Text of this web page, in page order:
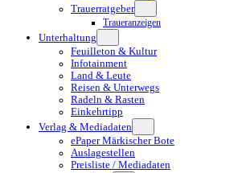
Trauerratgeber
Traueranzeigen
Unterhaltung
Feuilleton & Kultur
Infotainment
Land & Leute
Reisen & Unterwegs
Radeln & Rasten
Einkehrtipp
Verlag & Mediadaten
ePaper Märkischer Bote
Auslagestellen
Preisliste / Mediadaten